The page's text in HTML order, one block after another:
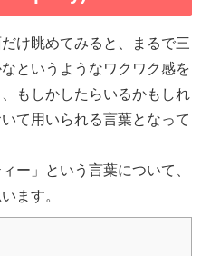
け眺めてみると、まるで三
というようなワクワク感を
もしかしたらいるかもしれ
て用いられる言葉となって
ー」という言葉について、
ます。